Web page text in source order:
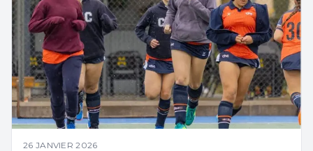
26 JANVIER 2026